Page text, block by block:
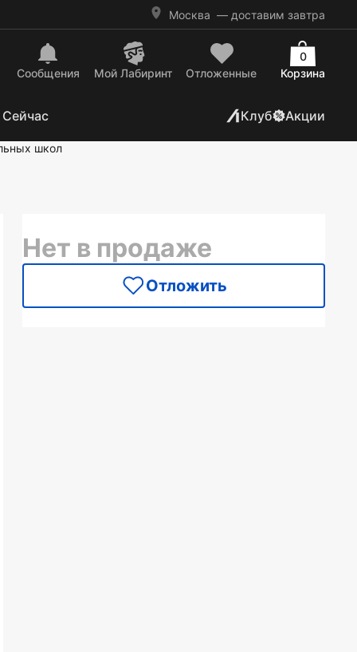
Москва — доставим завтра
Сообщения Mой Лабиринт Отложенные Корзина
0
Клуб Акции
школ
Нет в продаже
Отложить